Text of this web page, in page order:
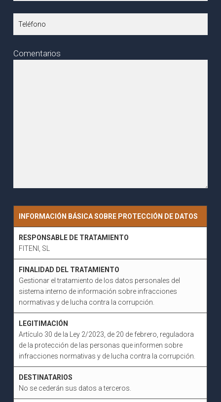
Comentarios
INFORMACIÓN BÁSICA SOBRE PROTECCIÓN DE DATOS
RESPONSABLE DE TRATAMIENTO
FITENI, SL
FINALIDAD DEL TRATAMIENTO
Gestionar el tratamiento de los datos personales del
sistema interno de información sobre infracciones
normativas y de lucha contra la corrupción.
LEGITIMACIÓN
Artículo 30 de la Ley 2/2023, de 20 de febrero, reguladora
de la protección de las personas que informen sobre
infracciones normativas y de lucha contra la corrupción.
DESTINATARIOS
No se cederán sus datos a terceros.